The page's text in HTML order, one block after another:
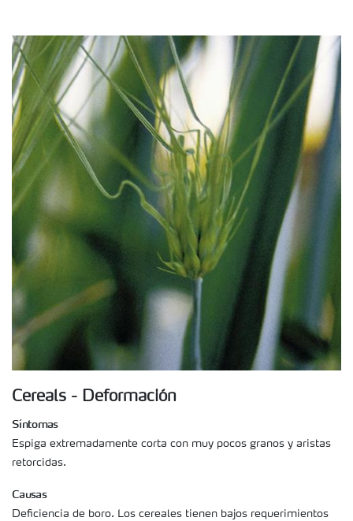
Cereals - Deformación
Síntomas
Espiga extremadamente corta con muy pocos granos y aristas
retorcidas.
Causas
Deficiencia de boro. Los cereales tienen bajos requerimientos